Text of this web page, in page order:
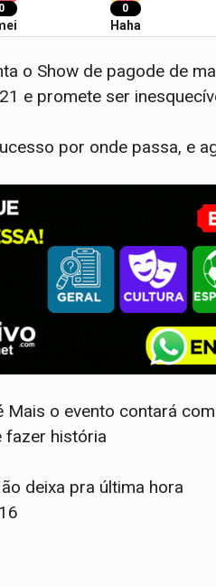
0 0
Haha
o Show de pagode de
e promete ser
por onde passa, e
Mais o evento contará
fazer história
deixa pra última hora